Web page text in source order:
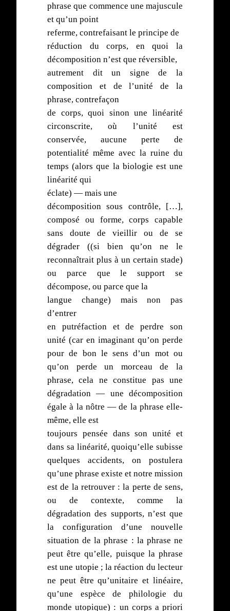
phrase que commence une majuscule
et qu’un point
referme, contrefaisant le principe de
réduction du corps, en quoi la
décomposition n’est que réversible,
autrement dit un signe de la
composition et de l’unité de la
phrase, contrefaçon
de corps, quoi sinon une linéarité
circonscrite, où l’unité est
conservée, aucune perte de
potentialité même avec la ruine du
temps (alors que la biologie est une
linéarité qui
éclate) — mais une
décomposition sous contrôle, […],
composé ou forme, corps capable
sans doute de vieillir ou de se
dégrader ((si bien qu’on ne le
reconnaîtrait plus à un certain stade)
ou parce que le support se
décompose, ou parce que la
langue change) mais non pas
d’entrer
en putréfaction et de perdre son
unité (car en imaginant qu’on perde
pour de bon le sens d’un mot ou
qu’on perde un morceau de la
phrase, cela ne constitue pas une
dégradation — une décomposition
égale à la nôtre — de la phrase elle-
même, elle est
toujours pensée dans son unité et
dans sa linéarité, quoiqu’elle subisse
quelques accidents, on postulera
qu’une phrase existe et notre mission
est de la retrouver : la perte de sens,
ou de contexte, comme la
dégradation des supports, n’est que
la configuration d’une nouvelle
situation de la phrase : la phrase ne
peut être qu’elle, puisque la phrase
est une utopie ; la réaction du lecteur
ne peut être qu’unitaire et linéaire,
qu’une espèce de philologie du
monde utopique) : un corps a priori